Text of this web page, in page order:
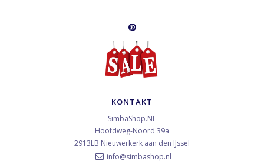
KONTAKT
SimbaShop.NL
Hoofdweg-Noord 39a
2913LB Nieuwerkerk aan den IJssel
info@simbashop.nl